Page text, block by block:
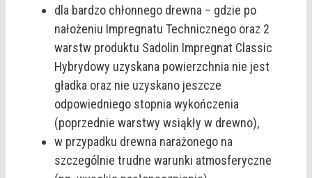
dla bardzo chłonnego drewna – gdzie po
nałożeniu Impregnatu Technicznego oraz 2
warstw produktu Sadolin Impregnat Classic
Hybrydowy uzyskana powierzchnia nie jest
gładka oraz nie uzyskano jeszcze
odpowiedniego stopnia wykończenia
(poprzednie warstwy wsiąkły w drewno),
w przypadku drewna narażonego na
szczególnie trudne warunki atmosferyczne